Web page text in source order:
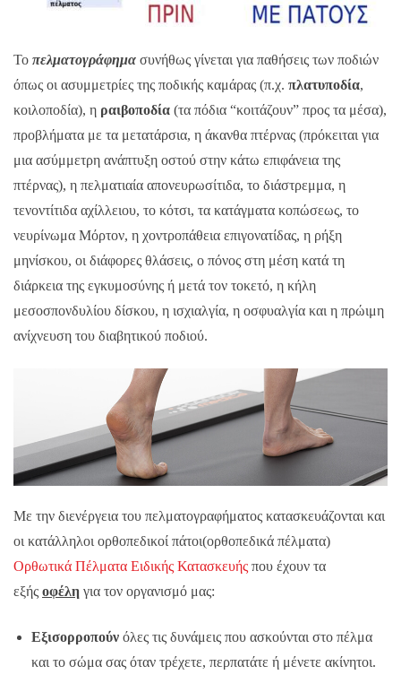
Το πελματογράφημα συνήθως γίνεται για παθήσεις των ποδιών
όπως οι ασυμμετρίες της ποδικής καμάρας (π.χ. πλατυποδία,
κοιλοποδία), η ραιβοποδία (τα πόδια “κοιτάζουν” προς τα μέσα),
προβλήματα με τα μετατάρσια, η άκανθα πτέρνας (πρόκειται για
μια ασύμμετρη ανάπτυξη οστού στην κάτω επιφάνεια της
πτέρνας), η πελματιαία απονευρωσίτιδα, το διάστρεμμα, η
τενοντίτιδα αχίλλειου, το κότσι, τα κατάγματα κοπώσεως, το
νευρίνωμα Μόρτον, η χοντροπάθεια επιγονατίδας, η ρήξη
μηνίσκου, οι διάφορες θλάσεις, ο πόνος στη μέση κατά τη
διάρκεια της εγκυμοσύνης ή μετά τον τοκετό, η κήλη
μεσοσπονδυλίου δίσκου, η ισχιαλγία, η οσφυαλγία και η πρώιμη
ανίχνευση του διαβητικού ποδιού.
Με την διενέργεια του πελματογραφήματος κατασκευάζονται και
οι κατάλληλοι ορθοπεδικοί πάτοι(ορθοπεδικά πέλματα)
Ορθωτικά Πέλματα Ειδικής Κατασκευής που έχουν τα
εξής οφέλη για τον οργανισμό μας:
Εξισορροπούν όλες τις δυνάμεις που ασκούνται στο πέλμα
και το σώμα σας όταν τρέχετε, περπατάτε ή μένετε ακίνητοι.